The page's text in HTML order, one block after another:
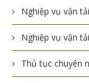
Nghiệp vụ vận
Nghiệp vụ vận
Thủ tục chuyên